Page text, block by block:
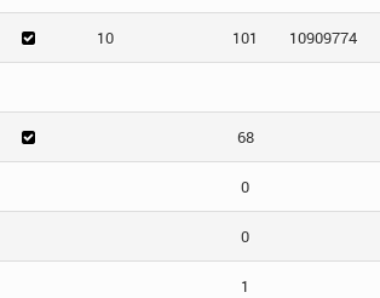
10 101 10909774
68
0
0
1